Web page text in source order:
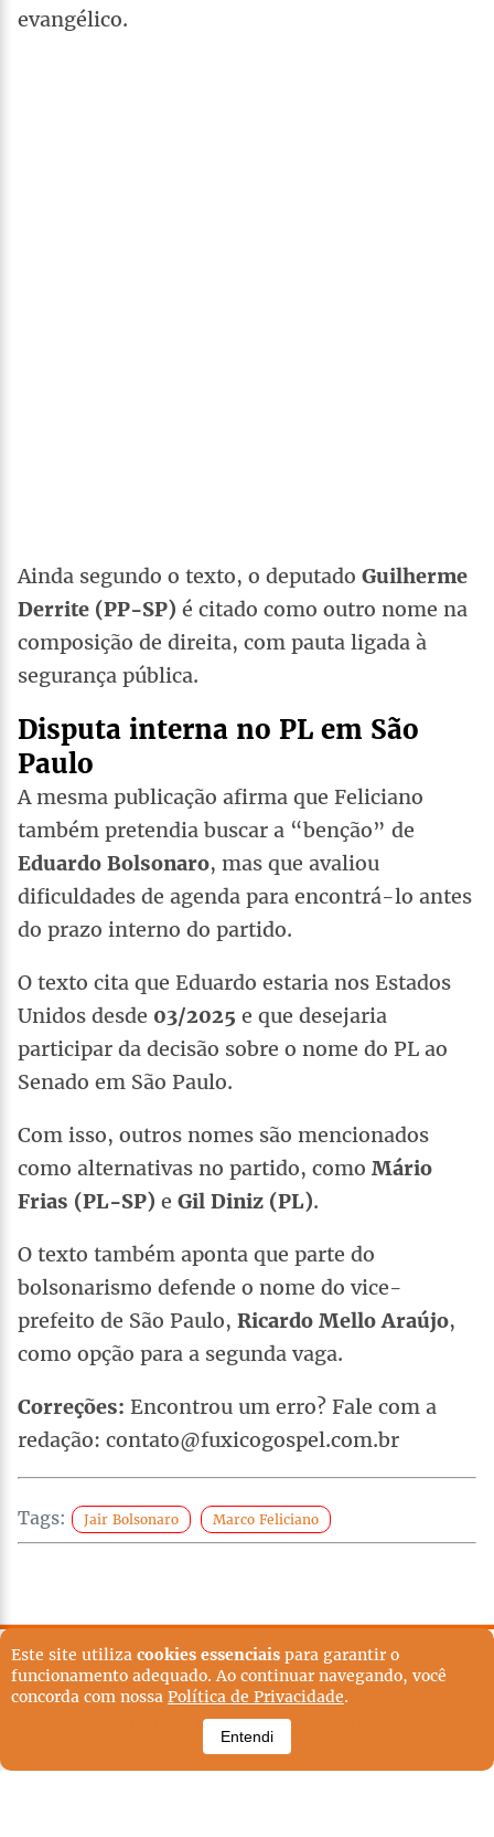
evangélico.
Ainda segundo o texto, o deputado Guilherme
Derrite (PP-SP) é citado como outro nome na
composição de direita, com pauta ligada à
segurança pública.
Disputa interna no PL em São
Paulo
A mesma publicação afirma que Feliciano
também pretendia buscar a “benção” de
Eduardo Bolsonaro, mas que avaliou
dificuldades de agenda para encontrá-lo antes
do prazo interno do partido.
O texto cita que Eduardo estaria nos Estados
Unidos desde 03/2025 e que desejaria
participar da decisão sobre o nome do PL ao
Senado em São Paulo.
Com isso, outros nomes são mencionados
como alternativas no partido, como Mário
Frias (PL-SP) e Gil Diniz (PL).
O texto também aponta que parte do
bolsonarismo defende o nome do vice-
prefeito de São Paulo, Ricardo Mello Araújo,
como opção para a segunda vaga.
Correções: Encontrou um erro? Fale com a
redação: contato@fuxicogospel.com.br
Tags: Jair Bolsonaro Marco Feliciano
TERMOS DE USO
POLÍTICA EDITORIAL
POLÍTICA DE PRIVACIDADE
EXPEDIENTE
QUEM SOMOS
POLÍTICA EDITORIAL
TODOS OS DIREITOS RESERVADOS
Este site utiliza cookies essenciais para garantir o
funcionamento adequado. Ao continuar navegando, você
concorda com nossa Política de Privacidade.
Entendi